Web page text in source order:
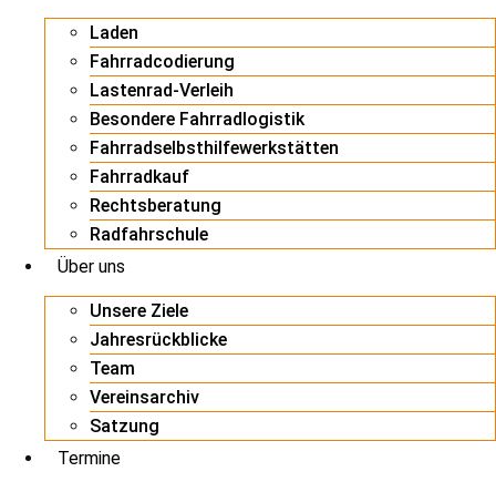
Laden
Fahrradcodierung
Lastenrad-Verleih
Besondere Fahrradlogistik
Fahrradselbsthilfewerkstätten
Fahrradkauf
Rechtsberatung
Radfahrschule
Über uns
Unsere Ziele
Jahresrückblicke
Team
Vereinsarchiv
Satzung
Termine